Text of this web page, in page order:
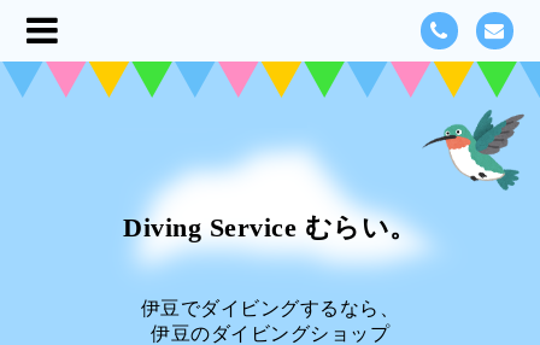
Diving Service むらい。
伊豆でダイビングするなら、
伊豆のダイビングショップ